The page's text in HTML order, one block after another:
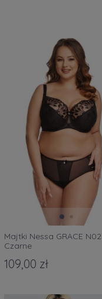
Majtki Nessa GRACE N02
Czarne
109,00 zł